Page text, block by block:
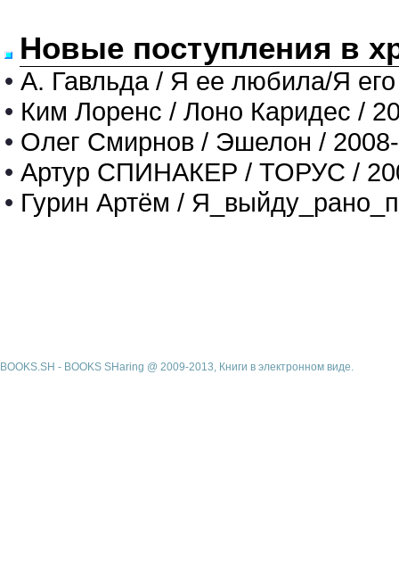
Новые поступления в
• А. Гавльда / Я ее любила/Я
• Ким Лоренс / Лоно Каридес /
• Олег Смирнов / Эшелон /
• Артур СПИНАКЕР / ТОРУС /
• Гурин Артём /
BOOKS.SH - BOOKS SHaring @ 2009-2013, Книги в электронном виде.